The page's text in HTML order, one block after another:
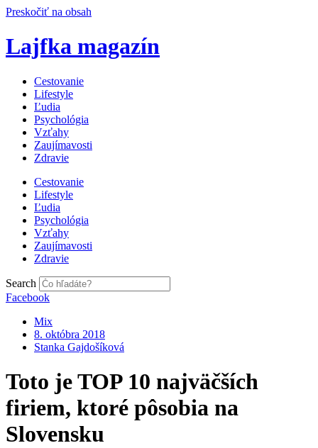
Preskočiť na obsah
Lajfka magazín
Cestovanie
Lifestyle
Ľudia
Psychológia
Vzťahy
Zaujímavosti
Zdravie
Cestovanie
Lifestyle
Ľudia
Psychológia
Vzťahy
Zaujímavosti
Zdravie
Search
Facebook
Mix
8. októbra 2018
Stanka Gajdošíková
Toto je TOP 10 najväčších
firiem, ktoré pôsobia na
Slovensku